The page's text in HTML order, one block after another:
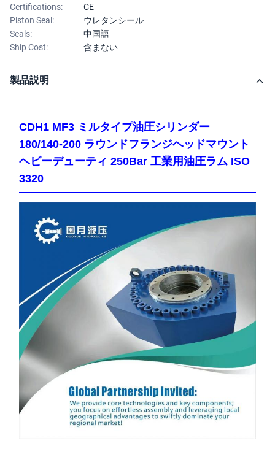
Certifications:
CE
Piston Seal:
ウレタンシール
Seals:
中国語
Ship Cost:
含まない
製品説明
CDH1 MF3 ミルタイプ油圧シリンダー
180/140-200 ラウンドフランジヘッドマウント
ヘビーデューティ 250Bar 工業用油圧ラム ISO
3320